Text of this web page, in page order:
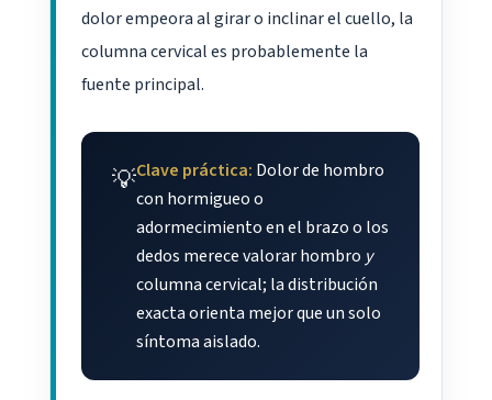
dolor empeora al girar o inclinar el cuello, la
columna cervical es probablemente la
fuente principal.
💡Clave práctica: Dolor de hombro
con hormigueo o
adormecimiento en el brazo o los
dedos merece valorar hombro y
columna cervical; la distribución
exacta orienta mejor que un solo
síntoma aislado.